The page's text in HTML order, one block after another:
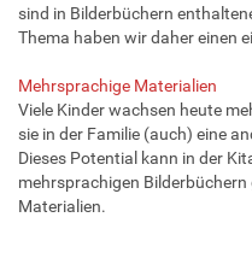
sind in Bilderbüchern
Thema haben wir daher einen
Mehrsprachige Materialien
Viele Kinder wachsen heute
sie in der Familie (auch) eine
Dieses Potential kann in der
mehrsprachigen
Materialien.